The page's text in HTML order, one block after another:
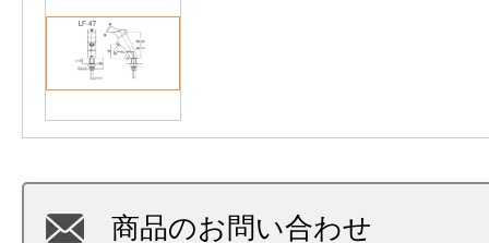
商品のお問い合わせ